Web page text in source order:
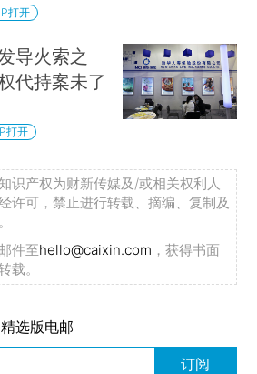
打开
导火索之
代持案未了
打开
识产权为财新传媒及/或相关权利人
许可，禁止进行转载、摘编、复制及
件至hello@caixin.com ，获得书面
载。
选版电邮
订阅